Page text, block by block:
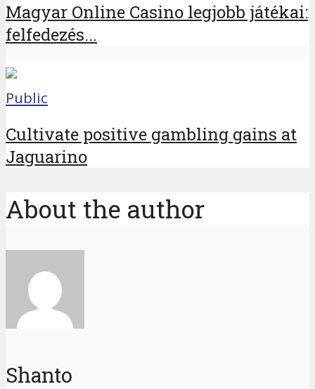
Magyar Online Casino legjobb játékai:
felfedezés...
Public
Cultivate positive gambling gains at
Jaguarino
About the author
Shanto